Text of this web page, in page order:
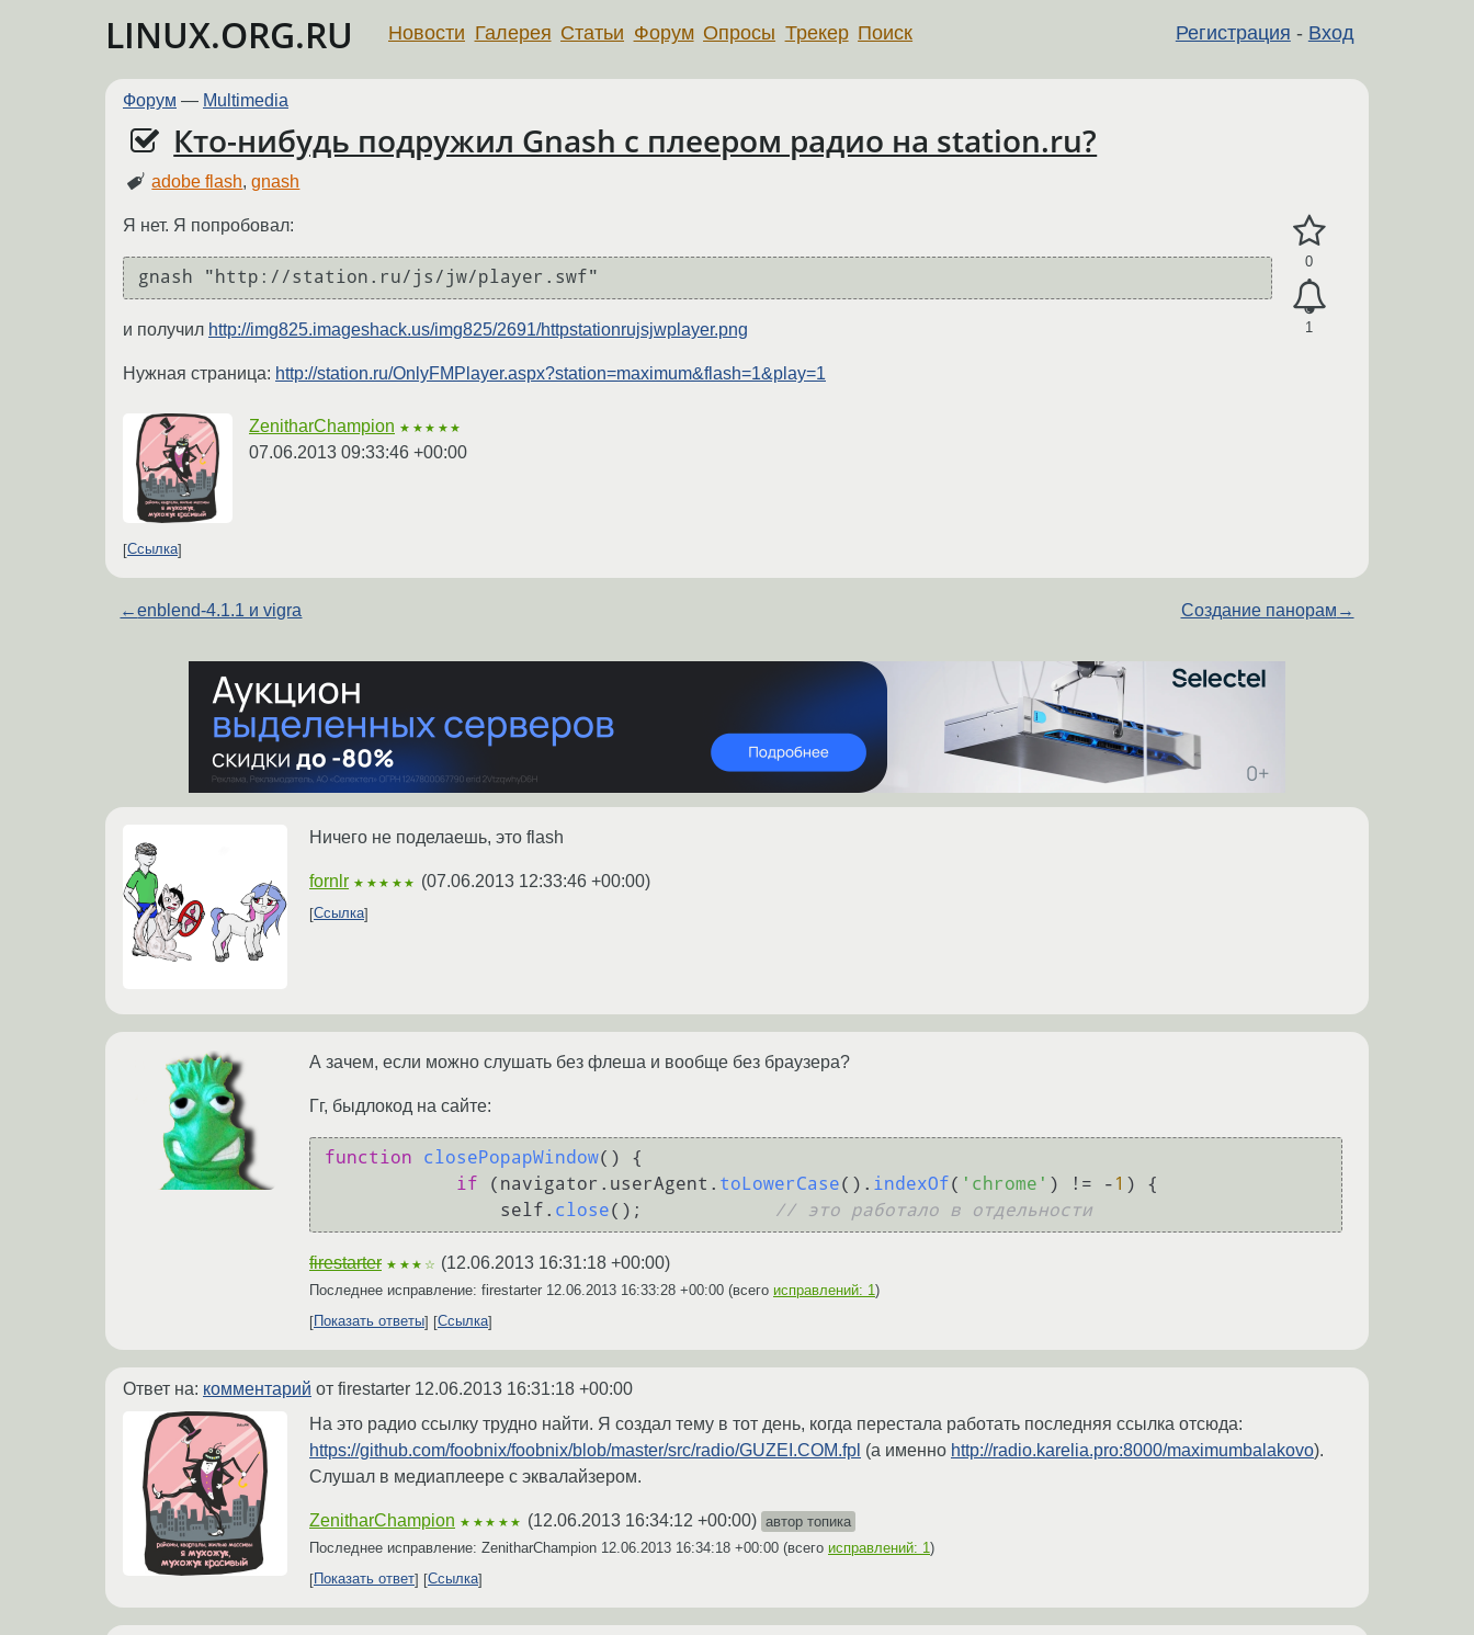
LINUX.ORG.RU Регистрация - Вход
Новости Галерея Статьи Форум Опросы Трекер Поиск
Форум — Multimedia
Кто-нибудь подружил Gnash с плеером радио на station.ru?
adobe flash,gnash
0
1
Я нет. Я попробовал:
gnash "http://station.ru/js/jw/player.swf"
и получил http://img825.imageshack.us/img825/2691/httpstationrujsjwplayer.png
Нужная страница: http://station.ru/OnlyFMPlayer.aspx?station=maximum&flash=1&play=1
ZenitharChampion ★★★★★
07.06.2013 09:33:46 +00:00
Ссылка
←enblend-4.1.1 и vigra Создание панорам →
Ничего не поделаешь, это flash
fornlr ★★★★★ (07.06.2013 12:33:46 +00:00)
Ссылка
А зачем, если можно слушать без флеша и вообще без браузера?
Гг, быдлокод на сайте:
function closePopapWindow( ) {
if (navigator. userAgent . toLowerCase(). indexOf( 'chrome' ) != - 1 ) {
                self.
close(); // это работало в отдельности
firestarter ★★★☆ (12.06.2013 16:31:18 +00:00)
Последнее исправление: firestarter 12.06.2013 16:33:28 +00:00 (всего исправлений: 1 )
Показать ответы
Ссылка
Ответ на: комментарий от firestarter 12.06.2013 16:31:18 +00:00
На это радио ссылку трудно найти. Я создал тему в тот день, когда перестала работать последняя ссылка отсюда:
https://github.com/foobnix/foobnix/blob/master/src/radio/GUZEI.COM.fpl (а именно http://radio.karelia.pro:8000/maximumbalakovo).
Слушал в медиаплеере с эквалайзером.
ZenitharChampion ★★★★★ (12.06.2013 16:34:12 +00:00) автор топика
Последнее исправление: ZenitharChampion 12.06.2013 16:34:18 +00:00 (всего исправлений: 1 )
Показать ответ
Ссылка